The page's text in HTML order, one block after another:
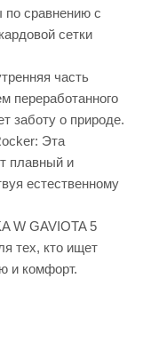
по сравнению с
сетки
часть
переработанного
заботу о природе.
Эта
плавный и
естественному
W GAVIOTA 5
тех, кто ищет
и комфорт.